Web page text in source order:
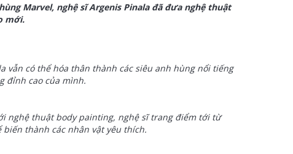
Marvel, nghệ sĩ Argenis Pinala đã đưa nghệ thuật
mới.
vẫn có thể hóa thân thành các siêu anh hùng nổi tiếng
đỉnh cao của mình.
nghệ thuật body painting, nghệ sĩ trang điểm tới từ
biến thành các nhân vật yêu thích.